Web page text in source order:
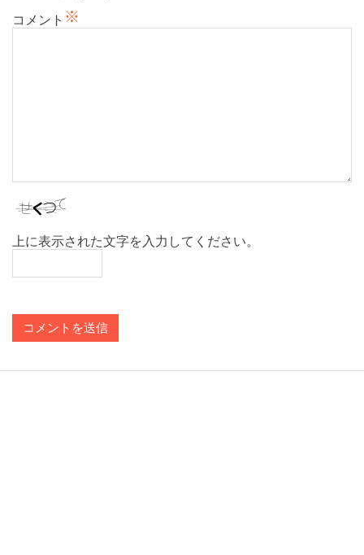
コメント ※
上に表示された文字を入力してください。